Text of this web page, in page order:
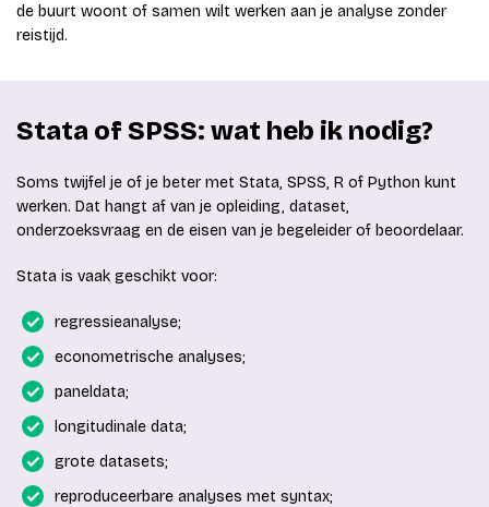
de buurt woont of samen wilt werken aan je analyse zonder
reistijd.
Stata of SPSS: wat heb ik nodig?
Soms twijfel je of je beter met Stata, SPSS, R of Python kunt
werken. Dat hangt af van je opleiding, dataset,
onderzoeksvraag en de eisen van je begeleider of beoordelaar.
Stata is vaak geschikt voor:
regressieanalyse;
econometrische analyses;
paneldata;
longitudinale data;
grote datasets;
reproduceerbare analyses met syntax;